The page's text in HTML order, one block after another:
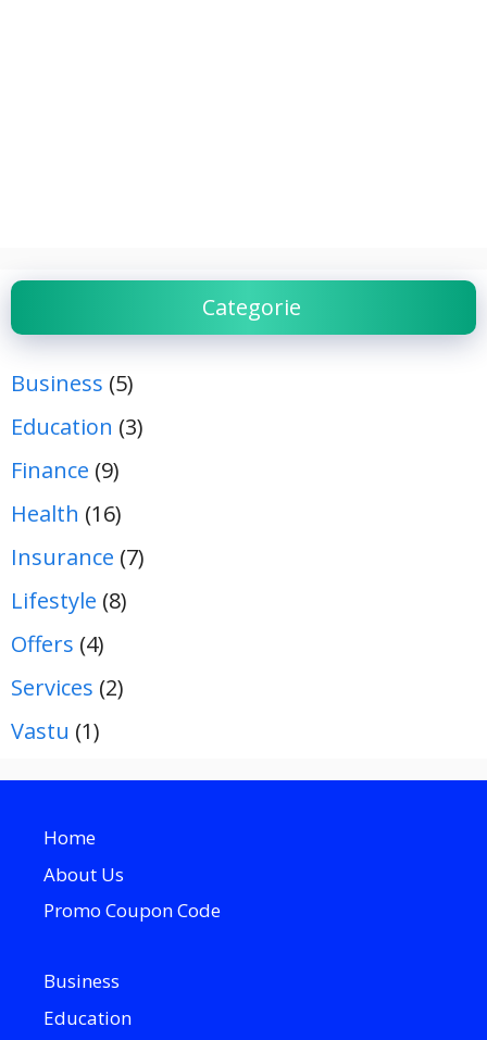
Categorie
Business (5)
Education (3)
Finance (9)
Health (16)
Insurance (7)
Lifestyle (8)
Offers (4)
Services (2)
Vastu (1)
Home
About Us
Promo Coupon Code
Business
Education